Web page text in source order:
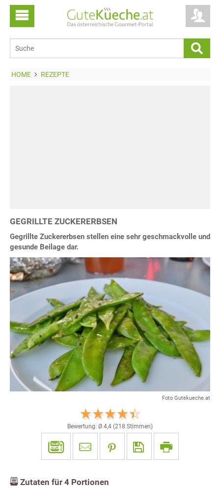
HOME REZEPTE
GEGRILLTE ZUCKERERBSEN
Gegrillte Zuckererbsen stellen eine sehr geschmackvolle und
gesunde Beilage dar.
Foto Gutekueche.at
Bewertung: Ø 4,4 (218 Stimmen)
Zutaten für 4 Portionen